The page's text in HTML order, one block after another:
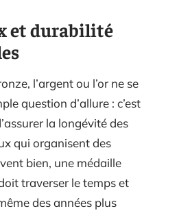
et durabilité
l’argent ou l’or ne se
question d’allure : c’est
la longévité des
qui organisent des
bien, une médaille
traverser le temps et
des années plus